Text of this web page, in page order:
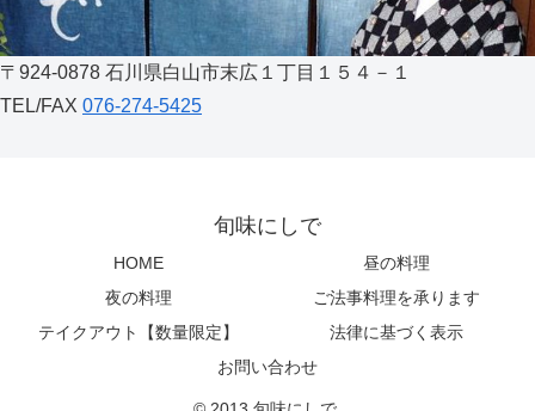
〒924-0878 石川県白山市末広１丁目１５４－１
TEL/FAX 076-274-5425
旬味にしで
HOME
昼の料理
夜の料理
ご法事料理を承ります
テイクアウト【数量限定】
法律に基づく表示
お問い合わせ